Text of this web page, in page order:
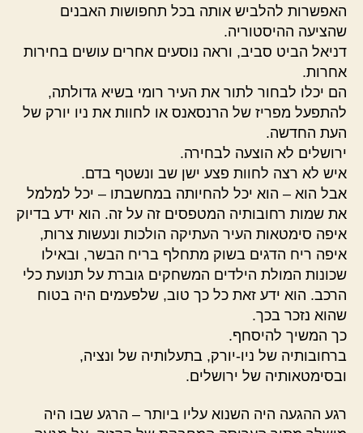
האפשרות להלביש אותה בכל תחפושות האבנים
שהציעה ההיסטוריה.
דניאל הביט סביב, וראה נוסעים אחרים עושים בחירות
אחרות.
הם יכלו לבחור לתור את העיר רומי בשיא גדולתה,
להתפעל מפריז של הרנסאנס או לחוות את ניו יורק של
העת החדשה.
ירושלים לא הוצעה לבחירה.
איש לא רצה לחוות פצע ישן שב ונשטף בדם.
אבל הוא – הוא יכל להחיותה במחשבתו – יכל למלמל
את שמות רחובותיה המטפסים זה על זה. הוא ידע בדיוק
איפה סימטאות העיר העתיקה הולכות ונעשות צרות,
איפה ריח הדגים בשוק מתחלף בריח הבשר, ובאילו
שכונות המולת הילדים המשחקים גוברת על תנועת כלי
הרכב. הוא ידע זאת כל כך טוב, שלפעמים היה בטוח
שהוא נזכר בכך.
כך המשיך להיסחף.
ברחובותיה של ניו-יורק, בתעלותיה של ונציה,
ובסימטאותיה של ירושלים.
רגע ההגעה היה השנוא עליו ביותר – הרגע שבו היה